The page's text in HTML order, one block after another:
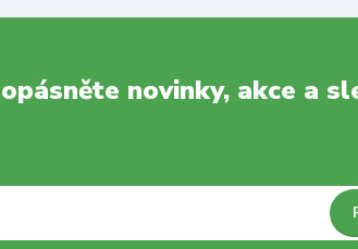
novinky, akce a